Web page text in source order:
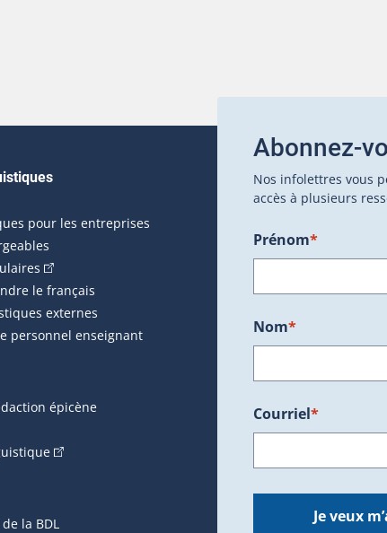
une nouvelle fenêtre.)
une nouvelle fenêtre.)
fenêtre.)
fenêtre.)
pour les entreprises
(Cet hyperlien externe s'ouvrira dans une nouvelle
le français
externes
personnel enseignant
épicène
(Cet hyperlien externe s'ouvrira dans une nouvelle
la BDL
Abonnez-
Nos infolettres vous
accès à plusieurs
Prénom*
Nom*
Courriel*
Je veux